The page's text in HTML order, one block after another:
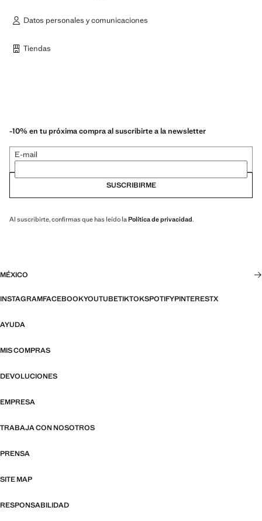
Datos personales y comunicaciones
Tiendas
-10% en tu próxima compra al suscribirte a la newsletter
E-mail
SUSCRIBIRME
Al suscribirte, confirmas que has leído la Política de privacidad.
MÉXICO
INSTAGRAMFACEBOOKYOUTUBETIKTOKSPOTIFYPINTERESTX
AYUDA
MIS COMPRAS
DEVOLUCIONES
EMPRESA
TRABAJA CON NOSOTROS
PRENSA
SITE MAP
RESPONSABILIDAD